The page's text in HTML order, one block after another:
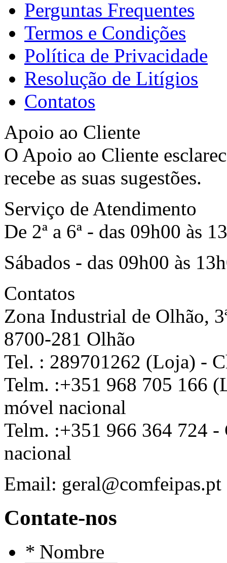
Perguntas Frequentes
Termos e Condições
Política de Privacidade
Resolução de Litígios
Contatos
Apoio ao Cliente
O Apoio ao Cliente
recebe as suas sugestões.
Serviço de Atendimento
De 2ª a 6ª - das 09h00 às
Sábados - das 09h00 às
Contatos
Zona Industrial de Olhão,
8700-281 Olhão
Tel. : 289701262 (Loja) -
Telm. :+351 968 705 166
móvel nacional
Telm. :+351 966 364 724 -
nacional
Email: geral@comfeipas.pt
Contate-nos
* Nombre